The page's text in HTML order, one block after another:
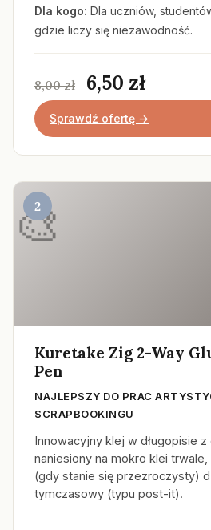
Dla kogo: Dla uczniów,
gdzie liczy się niezawodność.
8,00 zł 6,50 zł
Sprawdź ofertę →
2
Kuretake Zig 2-Way
Pen
NAJLEPSZY DO PRAC
SCRAPBOOKINGU
Innowacyjny klej w długopisie
naniesiony na mokro klei
(gdy stanie się przezroczysty)
tymczasowy (typu post-it).